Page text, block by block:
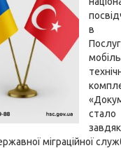
в
міграційної